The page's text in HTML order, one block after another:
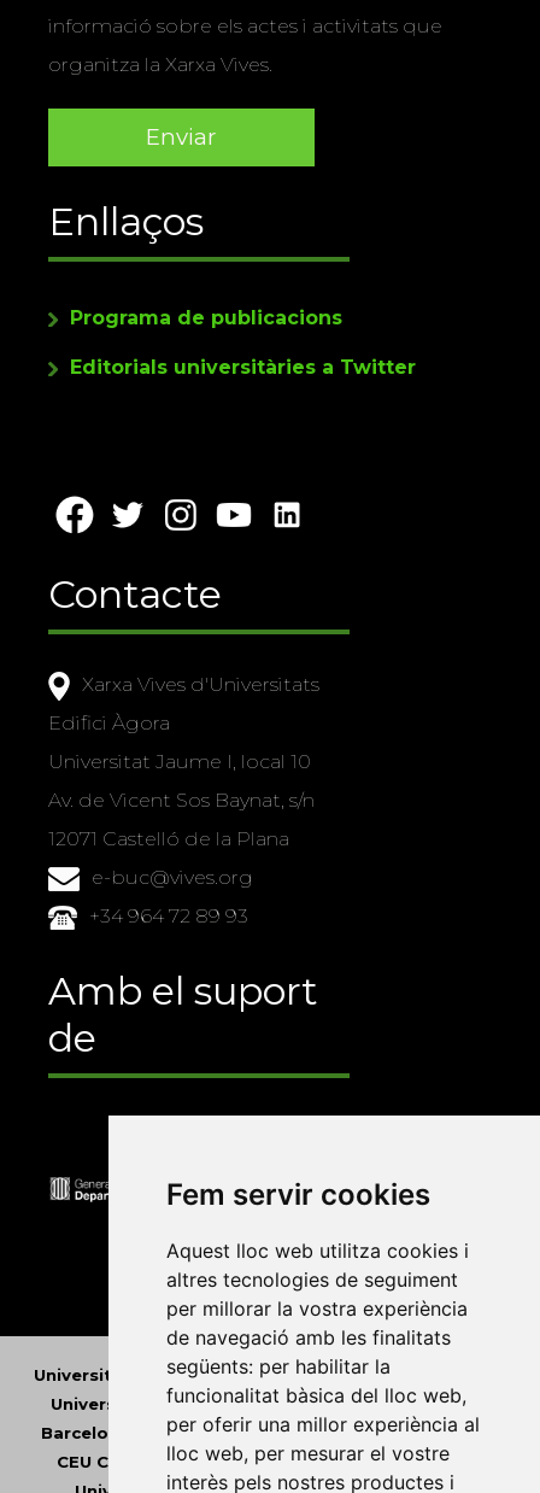
Fem servir cookies
Aquest lloc web utilitza cookies i
altres tecnologies de seguiment
per millorar la vostra experiència
de navegació amb les finalitats
següents: per habilitar la
funcionalitat bàsica del lloc web,
per oferir una millor experiència al
lloc web, per mesurar el vostre
interès pels nostres productes i
informació sobre els actes i activitats que
organitza la Xarxa Vives.
Enllaços
Programa de publicacions
Editorials universitàries a Twitter
Contacte
Xarxa Vives d'Universitats
Edifici Àgora
Universitat Jaume I, local 10
Av. de Vicent Sos Baynat, s/n
12071 Castelló de la Plana
e-buc@vives.org
+34 964 72 89 93
Amb el suport
de
Universitat Abat Oliba CEU•Universitat d'Alacant
Universitat d'Andorra•Universitat Autònoma de
Barcelona
Universitat de Barcelona• Universitat
CEU Cardenal Herrera•Universitat de Girona